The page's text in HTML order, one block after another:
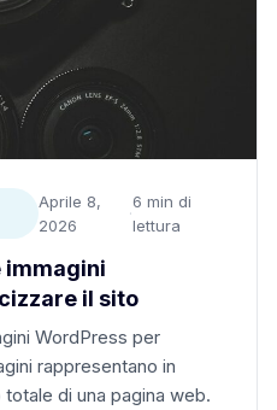
Aprile 8,
2026
·
6 min di
lettura
immagini
il sito
WordPress per
rappresentano in
di una pagina web.